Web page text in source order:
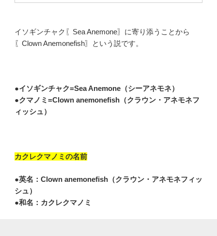
イソギンチャク〖Sea Anemone〗に寄り添うことから
〖Clown Anemonefish〗という説です。
●イソギンチャク=Sea Anemone（シーアネモネ）
●クマノミ=Clown anemonefish（クラウン・アネモネフ
ィッシュ）
カクレクマノミの名前
●英名：Clown anemonefish（クラウン・アネモネフィッ
シュ）
●和名：カクレクマノミ